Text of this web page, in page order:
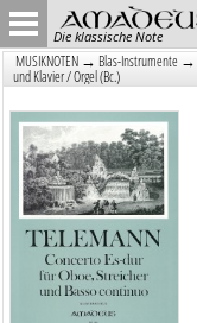
Die klassische Note
MUSIKNOTEN → Blas-Instrumente →
und Klavier / Orgel (Bc.)